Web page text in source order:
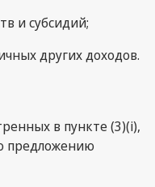
и субсидий;
других доходов.
в пункте (3)(i),
предложению